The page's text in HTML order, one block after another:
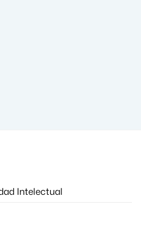
Intelectual